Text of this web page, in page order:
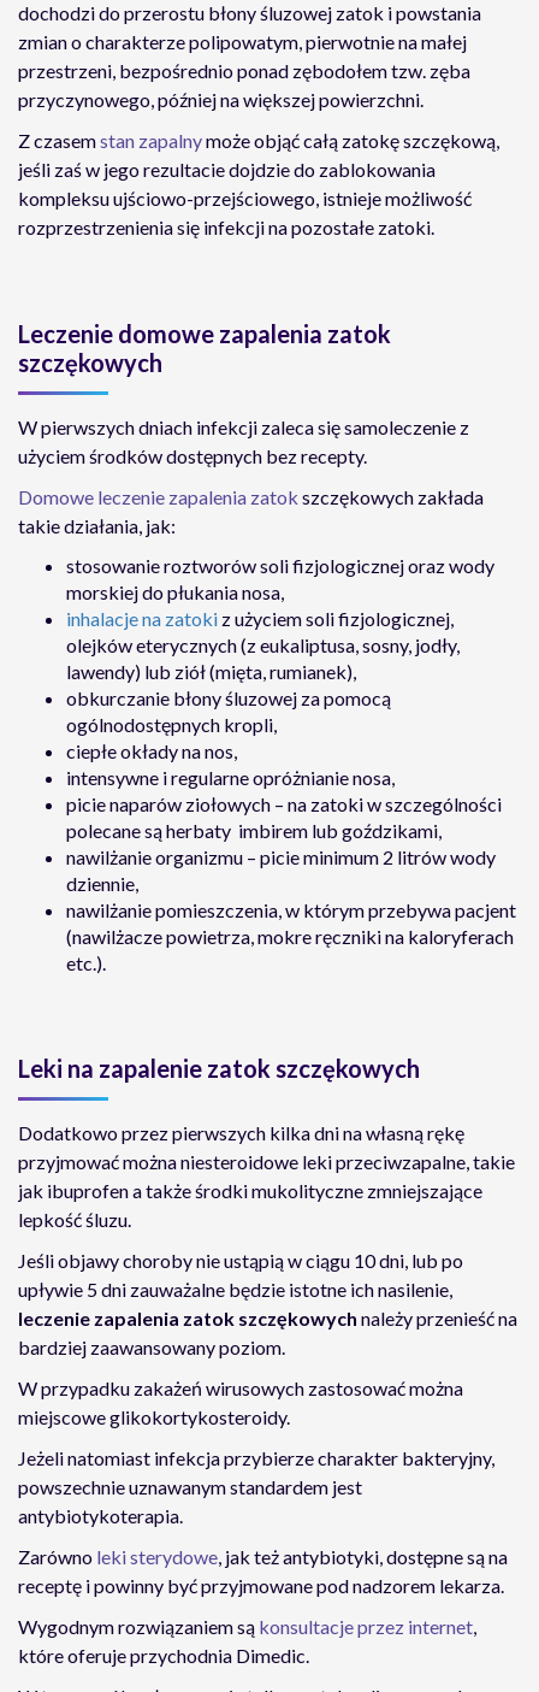
dochodzi do przerostu błony śluzowej zatok i powstania
zmian o charakterze polipowatym, pierwotnie na małej
przestrzeni, bezpośrednio ponad zębodołem tzw. zęba
przyczynowego, później na większej powierzchni.
Z czasemstan zapalnymoże objąć całą zatokę szczękową,
jeśli zaś w jego rezultacie dojdzie do zablokowania
kompleksu ujściowo-przejściowego, istnieje możliwość
rozprzestrzenienia się infekcji na pozostałe zatoki.
Leczenie domowe zapalenia zatok
szczękowych
W pierwszych dniach infekcji zaleca się samoleczenie z
użyciem środków dostępnych bez recepty.
Domowe leczenie zapalenia zatok szczękowych zakłada
takie działania, jak:
stosowanie roztworów soli fizjologicznej oraz wody
morskiej do płukania nosa,
inhalacje na zatoki z użyciem soli fizjologicznej,
olejków eterycznych (z eukaliptusa, sosny, jodły,
lawendy) lub ziół (mięta, rumianek),
obkurczanie błony śluzowej za pomocą
ogólnodostępnych kropli,
ciepłe okłady na nos,
intensywne i regularne opróżnianie nosa,
picie naparów ziołowych – na zatoki w szczególności
polecane są herbaty imbirem lub goździkami,
nawilżanie organizmu – picie minimum 2 litrów wody
dziennie,
nawilżanie pomieszczenia, w którym przebywa pacjent
(nawilżacze powietrza, mokre ręczniki na kaloryferach
etc.).
Leki na zapalenie zatok szczękowych
Dodatkowo przez pierwszych kilka dni na własną rękę
przyjmować można niesteroidowe leki przeciwzapalne, takie
jak ibuprofen a także środki mukolityczne zmniejszające
lepkość śluzu.
Jeśli objawy choroby nie ustąpią w ciągu 10 dni, lub po
upływie 5 dni zauważalne będzie istotne ich nasilenie,
leczenie zapalenia zatok szczękowych należy przenieść na
bardziej zaawansowany poziom.
W przypadku zakażeń wirusowych zastosować można
miejscowe glikokortykosteroidy.
Jeżeli natomiast infekcja przybierze charakter bakteryjny,
powszechnie uznawanym standardem jest
antybiotykoterapia.
Zarówno leki sterydowe, jak też antybiotyki, dostępne są na
receptę i powinny być przyjmowane pod nadzorem lekarza.
Wygodnym rozwiązaniem są konsultacje przez internet,
które oferuje przychodnia Dimedic.